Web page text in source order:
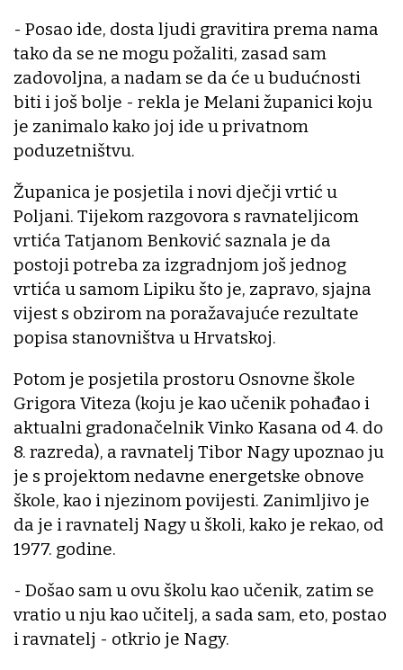
- Posao ide, dosta ljudi gravitira prema nama
tako da se ne mogu požaliti, zasad sam
zadovoljna, a nadam se da će u budućnosti
biti i još bolje - rekla je Melani županici koju
je zanimalo kako joj ide u privatnom
poduzetništvu.
Županica je posjetila i novi dječji vrtić u
Poljani. Tijekom razgovora s ravnateljicom
vrtića Tatjanom Benković saznala je da
postoji potreba za izgradnjom još jednog
vrtića u samom Lipiku što je, zapravo, sjajna
vijest s obzirom na poražavajuće rezultate
popisa stanovništva u Hrvatskoj.
Potom je posjetila prostoru Osnovne škole
Grigora Viteza (koju je kao učenik pohađao i
aktualni gradonačelnik Vinko Kasana od 4. do
8. razreda), a ravnatelj Tibor Nagy upoznao ju
je s projektom nedavne energetske obnove
škole, kao i njezinom povijesti. Zanimljivo je
da je i ravnatelj Nagy u školi, kako je rekao, od
1977. godine.
- Došao sam u ovu školu kao učenik, zatim se
vratio u nju kao učitelj, a sada sam, eto, postao
i ravnatelj - otkrio je Nagy.